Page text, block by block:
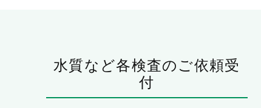
水質など各検査のご依頼受
付